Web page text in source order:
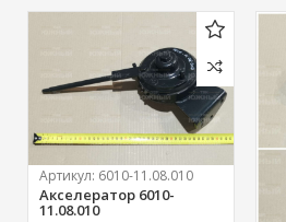
Артикул: 6010-11.08.010
Акселератор 6010-
11.08.010